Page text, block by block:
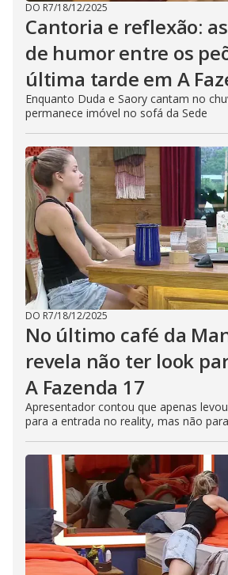
DO R7/18/12/2025
Cantoria e reflexão:
de humor entre os
última tarde em A
Enquanto Duda e Saory cantam no
permanece imóvel no sofá da Sede
DO R7/18/12/2025
No último café da
revela não ter look
A Fazenda 17
Apresentador contou que apenas
para a entrada no reality, mas não